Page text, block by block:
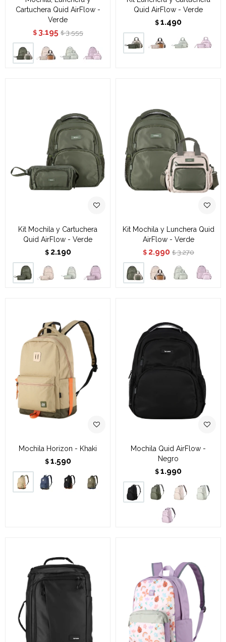
Cartuchera Quid AirFlow -
Verde
$ 3.195 $ 3.555
Quid AirFlow - Verde
$ 1.490
Kit Mochila y Cartuchera
Quid AirFlow - Verde
$ 2.190
Kit Mochila y Lunchera Quid
AirFlow - Verde
$ 2.990 $ 3.270
Mochila Horizon - Khaki
$ 1.590
Mochila Quid AirFlow -
Negro
$ 1.990